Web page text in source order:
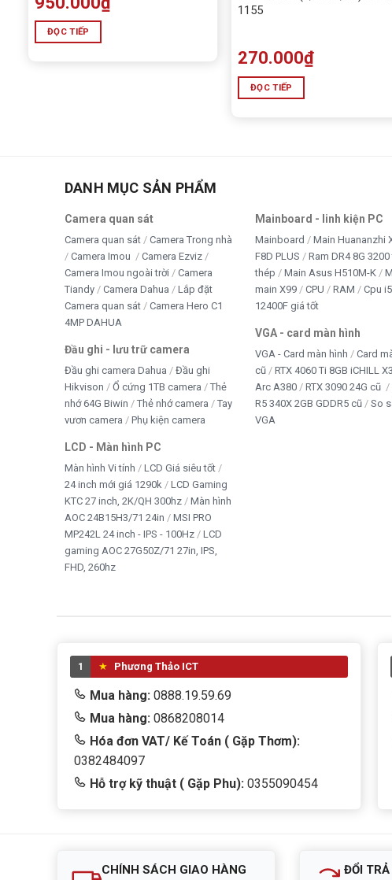
ĐỌC TIẾP
1155
270.000₫
ĐỌC TIẾP
DANH MỤC SẢN PHẨM
Camera quan sát
Camera quan sát
Camera Trong nhà
Camera Imou
Camera Ezviz
Camera Imou ngoài trời
Camera
Tiandy
Camera Dahua
Lắp đặt
Camera quan sát
Camera Hero C1
4MP DAHUA
Đầu ghi - lưu trữ camera
Đầu ghi camera Dahua
Đầu ghi
Hikvison
Ổ cứng 1TB camera
Thẻ
nhớ 64G Biwin
Thẻ nhớ camera
Tay
vươn camera
Phụ kiện camera
LCD - Màn hình PC
Màn hình Vi tính
LCD Giá siêu tốt
24 inch mới giá 1290k
LCD Gaming
KTC 27 inch, 2K/QH 300hz
Màn hình
AOC 24B15H3/71 24in
MSI PRO
MP242L 24 inch - IPS - 100Hz
LCD
gaming AOC 27G50Z/71 27in, IPS,
FHD, 260hz
Mainboard - linh kiện PC
Mainboard
Main Huananzhi
F8D PLUS
Ram DR4 8G 3200
thép
Main Asus H510M-K
main X99
CPU RAM
Cpu i5
12400F giá tốt
VGA - card màn hình
VGA - Card màn hình
Card
cũ
RTX 4060 Ti 8GB iCHILL X3
Arc A380
RTX 3090 24G cũ
R5 340X 2GB GDDR5 cũ
So
VGA
1 Phương Thảo ICT
Mua hàng: 0888.19.59.69
Mua hàng: 0868208014
Hóa đơn VAT/ Kế Toán ( Gặp Thơm):
0382484097
Hỗ trợ kỹ thuật ( Gặp Phu): 0355090454
CHÍNH SÁCH GIAO HÀNG ĐỔI TRẢ